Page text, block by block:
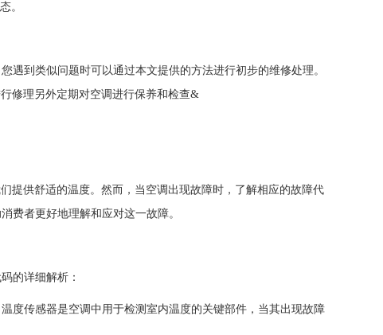
。
到类似问题时可以通过本文提供的方法进行初步的维修处理。
修理另外定期对空调进行保养和检查&
供舒适的温度。然而，当空调出现故障时，了解相应的故障代
费者更好地理解和应对这一故障。
的详细解析：
传感器是空调中用于检测室内温度的关键部件，当其出现故障